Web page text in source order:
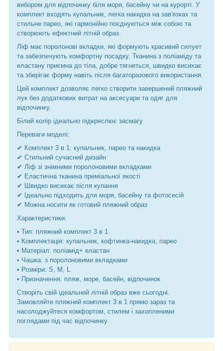
вибором для відпочинку біля моря, басейну чи на курорті. У
комплект входять купальник, легка накидка на зав'язках та
стильне парео, які гармонійно поєднуються між собою та
створюють ефектний літній образ.
Ліф має поролонові вкладки, які формують красивий силует
та забезпечують комфортну посадку. Тканина з поліаміду та
еластану приємна до тіла, добре тягнеться, швидко висихає
та зберігає форму навіть після багаторазового використання.
Цей комплект дозволяє легко створити завершений пляжний
лук без додаткових витрат на аксесуари та одяг для
відпочинку.
Білий колір ідеально підкреслює засмагу
Переваги моделі:
✔ Комплект 3 в 1: купальник, парео та накидка
✔ Стильний сучасний дизайн
✔ Ліф зі знімними поролоновими вкладками
✔ Еластична тканина преміальної якості
✔ Швидко висихає після купання
✔ Ідеально підходить для моря, басейну та фотосесій
✔ Можна носити як готовий пляжний образ
Характеристики:
• Тип: пляжний комплект 3 в 1
• Комплектація: купальник, кофтинка-накидка, парео
• Матеріал: поліамід+ еластан
• Чашка: з поролоновими вкладками
• Розміри: S, M, L
• Призначення: пляж, море, басейн, відпочинок
Створіть свій ідеальний літній образ вже сьогодні.
Замовляйте пляжний комплект 3 в 1 прямо зараз та
насолоджуйтеся комфортом, стилем і захопленими
поглядами під час відпочинку.